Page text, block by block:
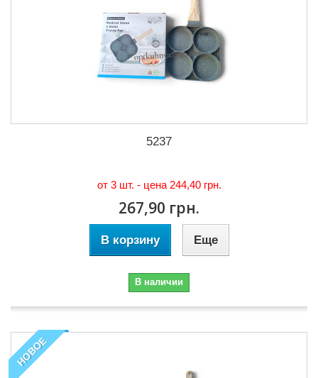
5237
от 3 шт. - цена 244,40 грн.
267,90 грн.
В корзину Еще
В наличии
НОВОЕ